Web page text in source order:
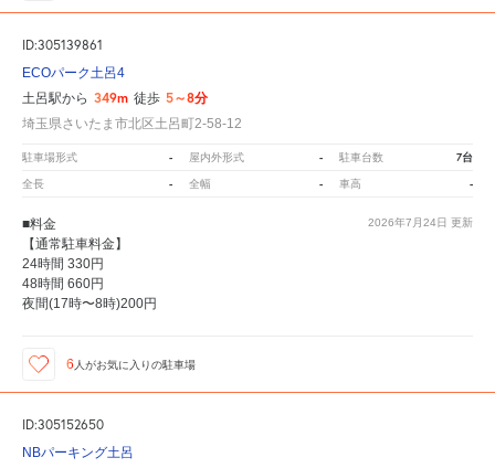
ID:305139861
ECOパーク土呂4
土呂駅から 349m 徒歩 5～8分
埼玉県さいたま市北区土呂町2-58-12
駐車場形式 - 屋内外形式 - 駐車台数 7台
全長 - 全幅 - 車高 -
2026年7月24日 更新
■料金
【通常駐車料金】
24時間 330円
48時間 660円
夜間(17時〜8時)200円
6 人がお気に入りの駐車場
ID:305152650
NBパーキング土呂